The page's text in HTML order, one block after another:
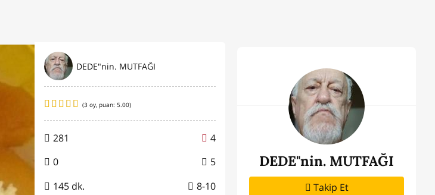
DEDE"nin. MUTFAĞI
(3 oy, puan: 5.00)
281
4
0
5
145 dk.
8-10
DEDE"nin. MUTFAĞI
Takip Et